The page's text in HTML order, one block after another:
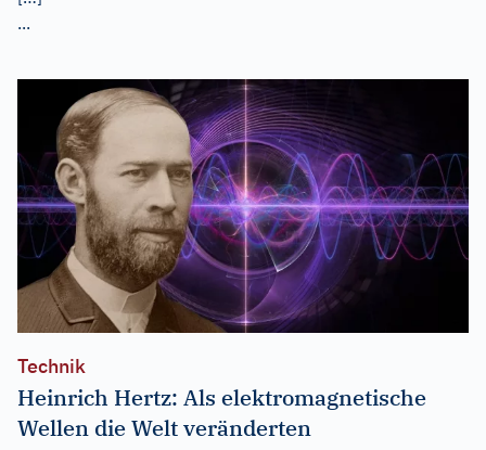
...
Technik
Heinrich Hertz: Als elektromagnetische
Wellen die Welt veränderten